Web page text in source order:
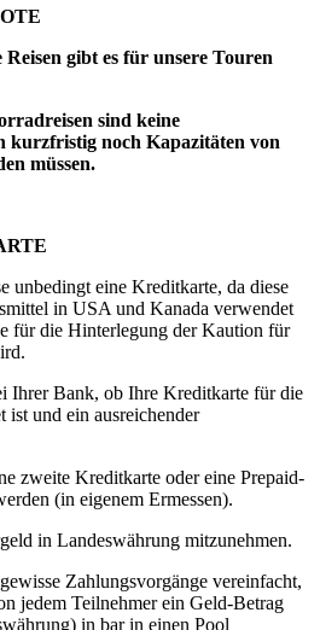
gibt es für unsere Touren
sind keine
kurzfristig noch Kapazitäten von
müssen.
unbedingt eine Kreditkarte, da diese
in USA und Kanada verwendet
für die Hinterlegung der Kaution für
Ihrer Bank, ob Ihre Kreditkarte für die
ist und ein ausreichender
zweite Kreditkarte oder eine Prepaid-
(in eigenem Ermessen).
in Landeswährung mitzunehmen.
Zahlungsvorgänge vereinfacht,
jedem Teilnehmer ein Geld-Betrag
in bar in einen Pool